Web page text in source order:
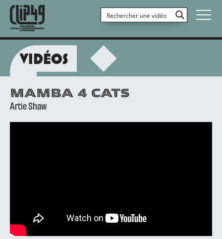
VIDÉOS
MAMBA 4 CATS
Artie Shaw